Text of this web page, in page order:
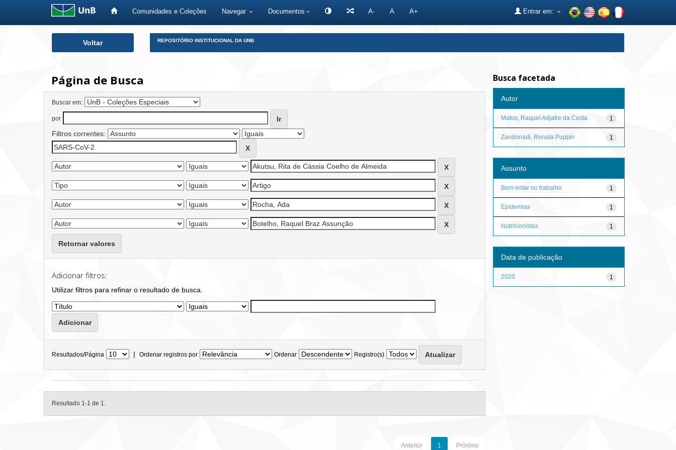
Comunidades e Coleções Navegar Documentos A- A A+ Entrar em:
Voltar REPOSITÓRIO INSTITUCIONAL DA UNB
Página de Busca
Buscar em:
por
Filtros correntes:
Retornar valores
Adicionar filtros:
Utilizar filtros para refinar o resultado de busca.
Resultados/Página | Ordenar registros por Ordenar Registro(s)
Resultado 1-1 de 1.
Anterior 1 Próximo
Busca facetada
Autor
1
Matos, Raquel Adjafre da Costa
1
Zandonadi, Renata Puppin
Assunto
1
Bem-estar no trabalho
1
Epidemias
1
Nutricionistas
Data de publicação
1
2020